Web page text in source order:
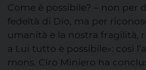
Come è possibile? – non per
fedeltà di Dio, ma per
umanità e la nostra fragilità,
a Lui tutto è possibile»: così
mons. Ciro Miniero ha